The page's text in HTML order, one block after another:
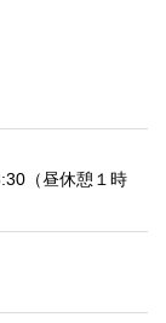
（昼休憩１時